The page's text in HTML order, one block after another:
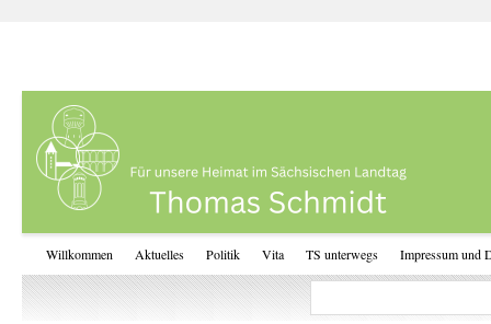
Willkommen Aktuelles Politik Vita TS unterwegs Impressum und